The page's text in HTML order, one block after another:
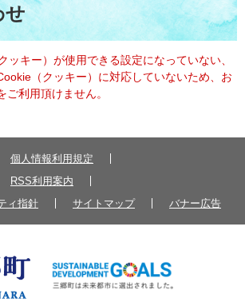
せ
ッキー）が使用できる設定になっていない、
（クッキー）に対応していないため、お
ご利用頂けません。
個人情報利用規定
RSS利用案内
ィ指針
サイトマップ バナー広告